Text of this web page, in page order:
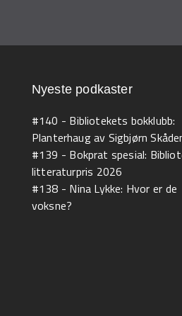
Nyeste podkaster
#140 - Bibliotekets bokklubb:
Planterhaug av Sigbjørn
#139 - Bokprat spesial:
litteraturpris 2026
#138 - Nina Lykke: Hvor er de
voksne?